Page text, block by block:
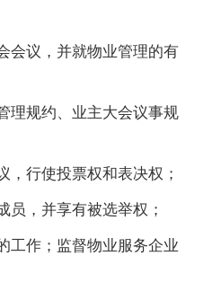
议，并就物业管理的有
规约、业主大会议事规
行使投票权和表决权；
，并享有被选举权；
作；监督物业服务企业